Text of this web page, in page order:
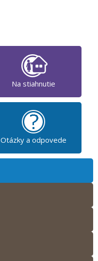
Na stiahnutie
Otázky a odpovede